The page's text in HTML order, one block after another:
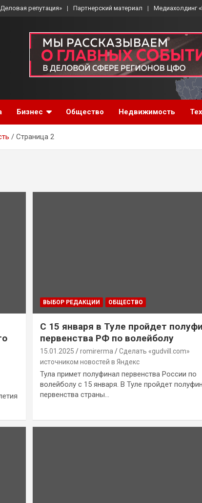
репутация» Партнерский материал Медиахолдинг
Бизнес Общество Недвижимость
Страница 2
ВЫБОР РЕДАКЦИИ ОБЩЕСТВО
С 15 января в Туле пройдет
первенства РФ по волейболу
15.01.2025 romirerma
Сделать «gudvill.com»
источником новостей в Яндекс
Тула примет полуфинал первенства России по
волейболу с 15 января. В Туле пройдет
первенства страны…